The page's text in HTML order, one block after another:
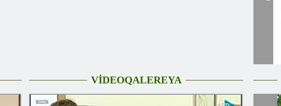
VİDEOQALEREYA